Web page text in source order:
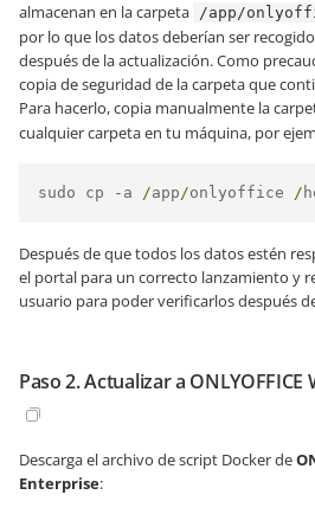
almacenan en la carpeta /app/
por lo que los datos deberían ser
después de la actualización. Como
copia de seguridad de la carpeta que
Para hacerlo, copia manualmente la
cualquier carpeta en tu máquina, por
sudo cp - a /app/onlyoffice /
Después de que todos los datos estén
el portal para un correcto lanzamiento y
usuario para poder verificarlos después
Paso 2. Actualizar a
Descarga el archivo de script Docker de
Enterprise: